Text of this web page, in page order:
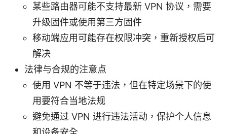
某些路由器可能不支持最新 VPN 协议，需要
升级固件或使用第三方固件
移动端应用可能存在权限冲突，重新授权后可
解决
法律与合规的注意点
使用 VPN 不等于违法，但在特定场景下的使
用要符合当地法规
避免通过 VPN 进行违法活动，保护个人信息